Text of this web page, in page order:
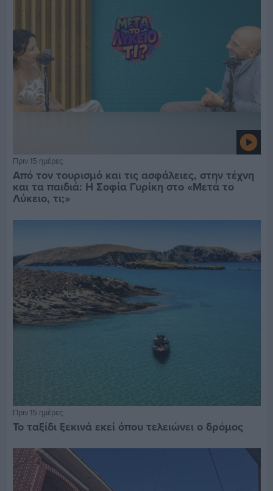
Πριν 15 ημέρες
Από τον τουρισμό και τις ασφάλειες, στην τέχνη
και τα παιδιά: Η Σοφία Γυρίκη στο «Μετά το
Λύκειο, τι;»
Πριν 15 ημέρες
Το ταξίδι ξεκινά εκεί όπου τελειώνει ο δρόμος